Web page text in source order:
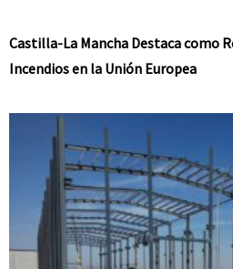
Castilla-La Mancha Destaca como
Incendios en la Unión Europea